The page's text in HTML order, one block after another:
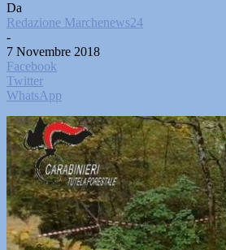
Da
Redazione Marchenews24
-
7 Novembre 2018
Facebook
Twitter
WhatsApp